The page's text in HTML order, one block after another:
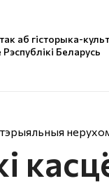
аб гісторыка-
Беларусь